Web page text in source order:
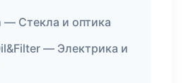
Стекла и оптика
— Электрика и